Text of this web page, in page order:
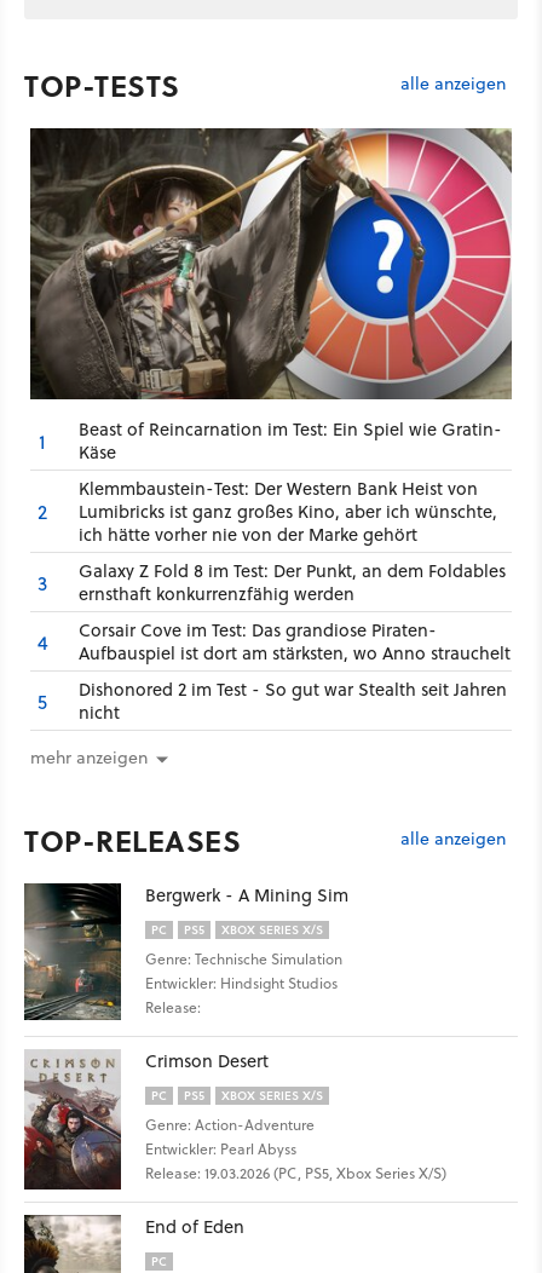
TOP-TESTS alle anzeigen
1
Beast of Reincarnation im Test: Ein Spiel wie Gratin-
Käse
2
Klemmbaustein-Test: Der Western Bank Heist von
Lumibricks ist ganz großes Kino, aber ich wünschte,
ich hätte vorher nie von der Marke gehört
3
Galaxy Z Fold 8 im Test: Der Punkt, an dem Foldables
ernsthaft konkurrenzfähig werden
4
Corsair Cove im Test: Das grandiose Piraten-
Aufbauspiel ist dort am stärksten, wo Anno strauchelt
5
Dishonored 2 im Test - So gut war Stealth seit Jahren
nicht
mehr anzeigen
TOP-RELEASES alle anzeigen
Bergwerk - A Mining Sim
PC PS5 XBOX SERIES X/S
Genre: Technische Simulation
Entwickler: Hindsight Studios
Release:
Crimson Desert
PC PS5 XBOX SERIES X/S
Genre: Action-Adventure
Entwickler: Pearl Abyss
Release: 19.03.2026 (PC, PS5, Xbox Series X/S)
End of Eden
PC